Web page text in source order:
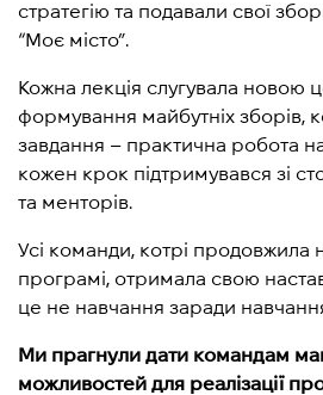
стратегію та подавали свої
“Моє місто”.
Кожна лекція слугувала новою
формування майбутніх зборів,
завдання – практична робота
кожен крок підтримувався зі
та менторів.
Усі команди, котрі продовжила
програмі, отримала свою
це не навчання заради
Ми прагнули дати командам
можливостей для реалізації